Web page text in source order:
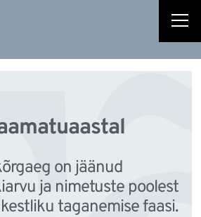
on jäänud
ja nimetuste poolest
taganemise faasi.